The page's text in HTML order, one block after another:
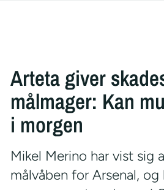
Arteta giver
målmager: Kan
i morgen
Mikel Merino har vist
målvåben for Arsenal, og